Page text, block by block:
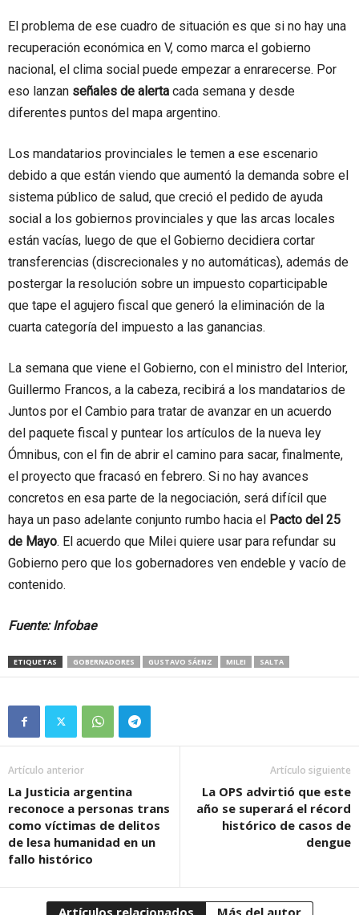
El problema de ese cuadro de situación es que si no hay una
recuperación económica en V, como marca el gobierno
nacional, el clima social puede empezar a enrarecerse. Por
eso lanzan señales de alerta cada semana y desde
diferentes puntos del mapa argentino.
Los mandatarios provinciales le temen a ese escenario
debido a que están viendo que aumentó la demanda sobre el
sistema público de salud, que creció el pedido de ayuda
social a los gobiernos provinciales y que las arcas locales
están vacías, luego de que el Gobierno decidiera cortar
transferencias (discrecionales y no automáticas), además de
postergar la resolución sobre un impuesto coparticipable
que tape el agujero fiscal que generó la eliminación de la
cuarta categoría del impuesto a las ganancias.
La semana que viene el Gobierno, con el ministro del Interior,
Guillermo Francos, a la cabeza, recibirá a los mandatarios de
Juntos por el Cambio para tratar de avanzar en un acuerdo
del paquete fiscal y puntear los artículos de la nueva ley
Ómnibus, con el fin de abrir el camino para sacar, finalmente,
el proyecto que fracasó en febrero. Si no hay avances
concretos en esa parte de la negociación, será difícil que
haya un paso adelante conjunto rumbo hacia el Pacto del 25
de Mayo. El acuerdo que Milei quiere usar para refundar su
Gobierno pero que los gobernadores ven endeble y vacío de
contenido.
Fuente: Infobae
ETIQUETAS GOBERNADORES GUSTAVO SÁENZ MILEI SALTA
Artículo anterior
La Justicia argentina
reconoce a personas trans
como víctimas de delitos
de lesa humanidad en un
fallo histórico
Artículo siguiente
La OPS advirtió que este
año se superará el récord
histórico de casos de
dengue